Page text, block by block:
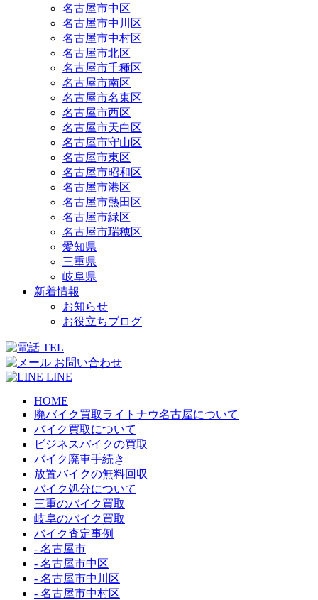
名古屋市中区
名古屋市中川区
名古屋市中村区
名古屋市北区
名古屋市千種区
名古屋市南区
名古屋市名東区
名古屋市西区
名古屋市天白区
名古屋市守山区
名古屋市東区
名古屋市昭和区
名古屋市港区
名古屋市熱田区
名古屋市緑区
名古屋市瑞穂区
愛知県
三重県
岐阜県
新着情報
お知らせ
お役立ちブログ
TEL
お問い合わせ
LINE
HOME
廃バイク買取ライトナウ名古屋について
バイク買取について
ビジネスバイクの買取
バイク廃車手続き
放置バイクの無料回収
バイク処分について
三重のバイク買取
岐阜のバイク買取
バイク査定事例
- 名古屋市
- 名古屋市中区
- 名古屋市中川区
- 名古屋市中村区